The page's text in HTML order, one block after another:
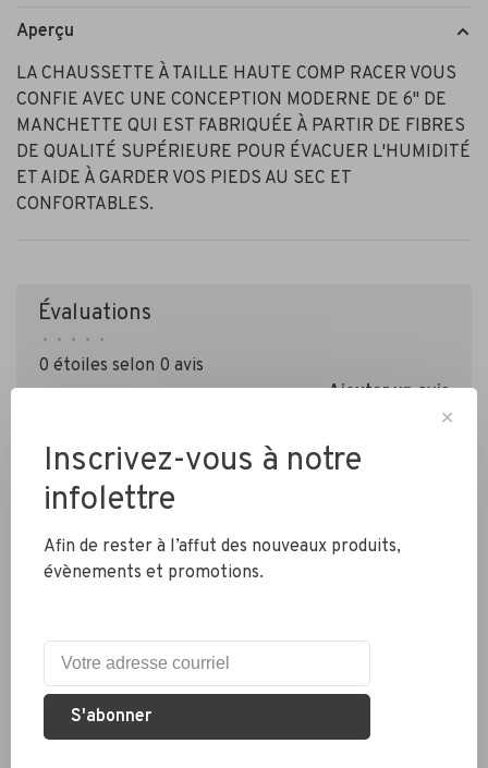
Aperçu
LA CHAUSSETTE À TAILLE HAUTE COMP RACER VOUS
CONFIE AVEC UNE CONCEPTION MODERNE DE 6" DE
MANCHETTE QUI EST FABRIQUÉE À PARTIR DE FIBRES
DE QUALITÉ SUPÉRIEURE POUR ÉVACUER L'HUMIDITÉ
ET AIDE À GARDER VOS PIEDS AU SEC ET
CONFORTABLES.
Évaluations
• • • • •
0 étoiles selon 0 avis
Ajouter un avis
Expédition rapide
✕
Inscrivez-vous à notre
infolettre
Afin de rester à l’affut des nouveaux produits,
évènements et promotions.
S'abonner